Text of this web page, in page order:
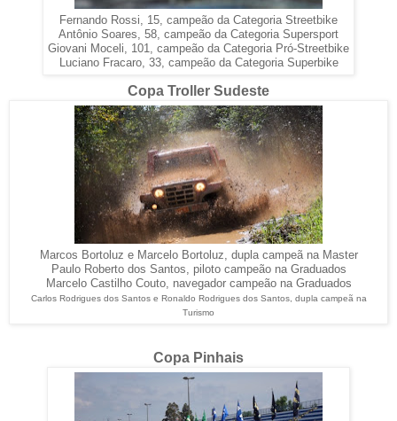
Fernando Rossi, 15, campeão da Categoria Streetbike
Antônio Soares, 58, campeão da Categoria Supersport
Giovani Moceli, 101, campeão da Categoria Pró-Streetbike
Luciano Fracaro, 33, campeão da Categoria Superbike
Copa Troller Sudeste
Marcos Bortoluz e Marcelo Bortoluz, dupla campeã na Master
Paulo Roberto dos Santos, piloto campeão na Graduados
Marcelo Castilho Couto, navegador campeão na Graduados
Carlos Rodrigues dos Santos e Ronaldo Rodrigues dos Santos, dupla campeã na
Turismo
Copa Pinhais